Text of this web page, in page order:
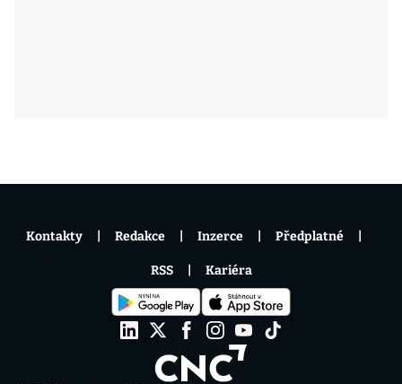
Kontakty Redakce Inzerce Předplatné
RSS Kariéra